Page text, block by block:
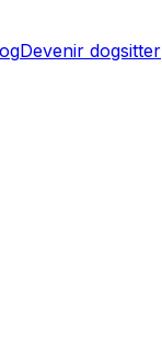
Devenir dogsitter